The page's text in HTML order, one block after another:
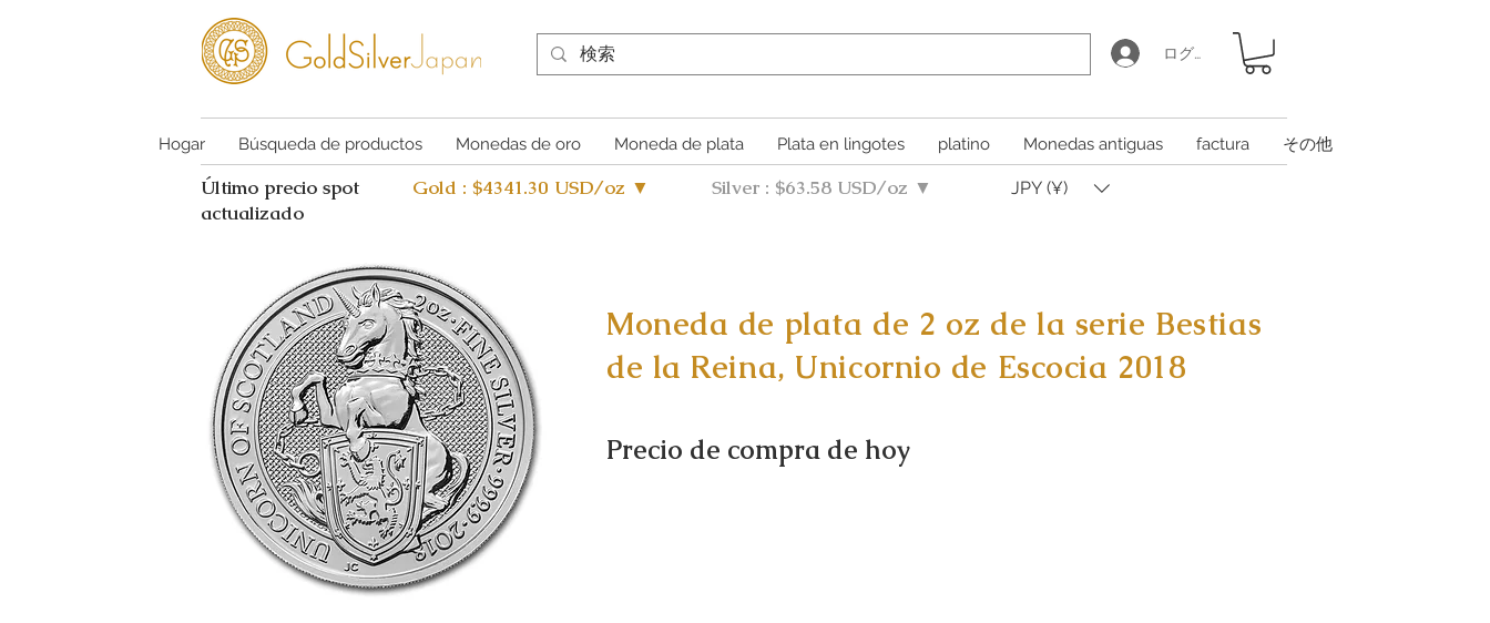
ログイン
Hogar Búsqueda de productos Monedas de oro Moneda de plata Plata en lingotes platino Monedas antiguas factura その他
Último precio spot
actualizado
Gold : $4341.30 USD/oz ▼ Silver : $63.58 USD/oz ▼ JPY (¥)
Moneda de plata de 2 oz de la serie Bestias
de la Reina, Unicornio de Escocia 2018
Precio de compra de hoy